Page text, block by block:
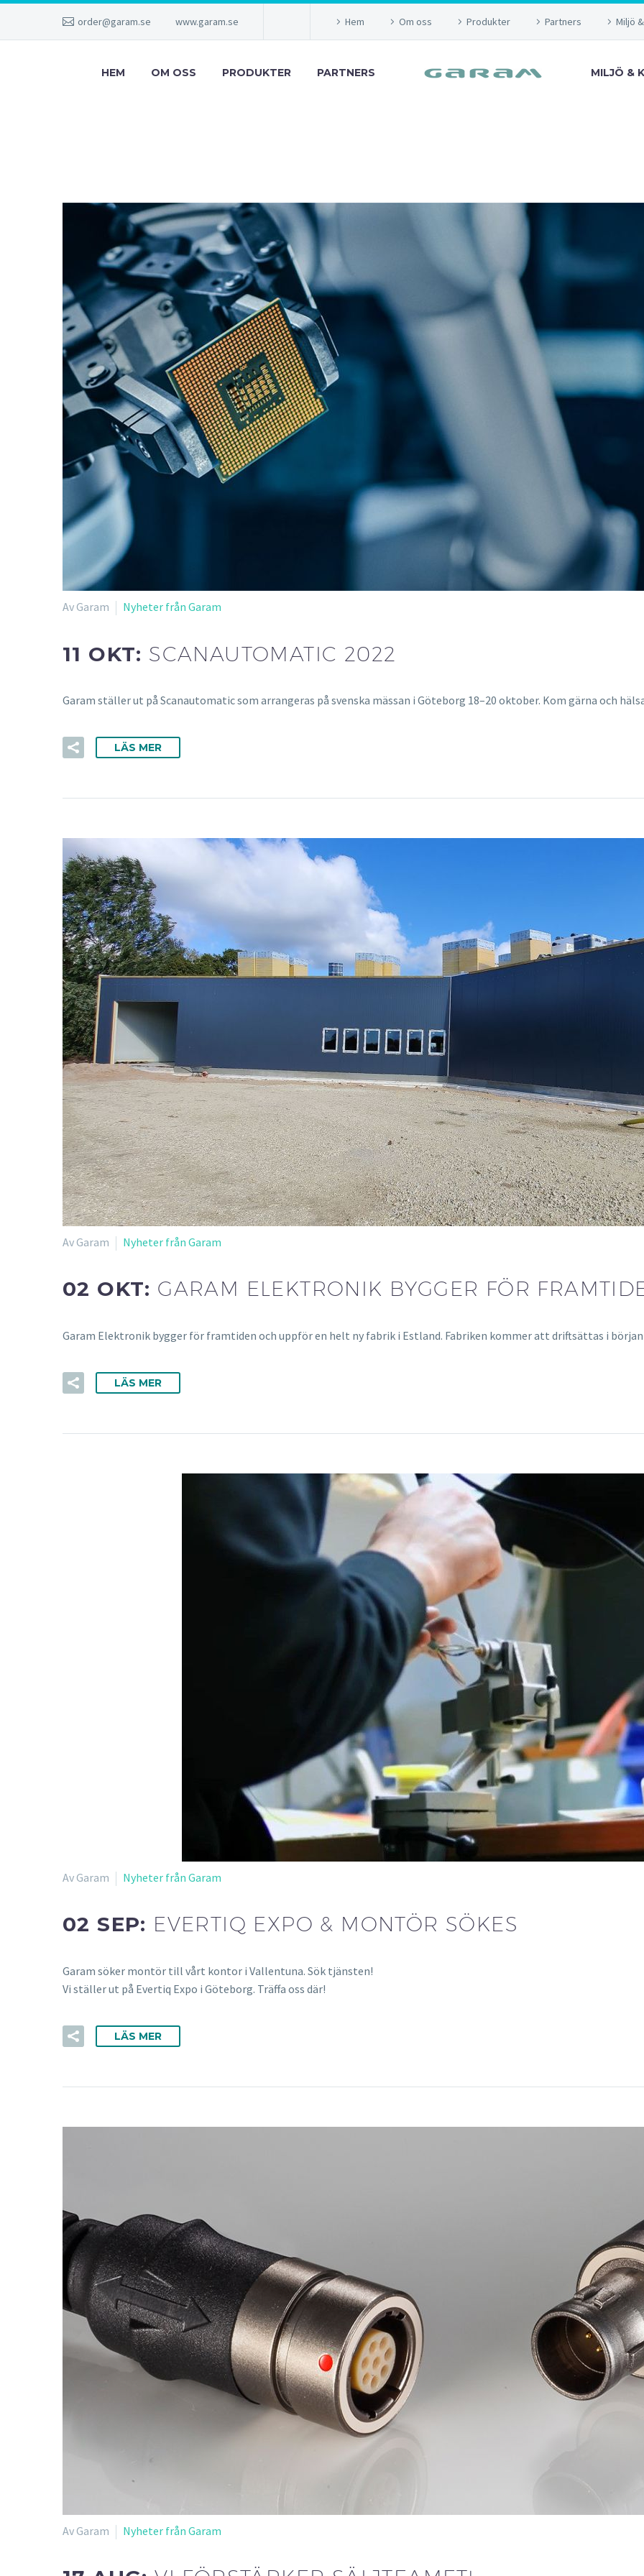
order@garam.se www.garam.se Hem Om oss Produkter Partners Miljö
HEM OM OSS PRODUKTER PARTNERS MILJÖ &
Av Garam Nyheter från Garam
11 OKT: SCANAUTOMATIC 2022
Garam ställer ut på Scanautomatic som arrangeras på svenska mässan i Göteborg 18–20 oktober. Kom gärna och
LÄS MER
Av Garam Nyheter från Garam
02 OKT: GARAM ELEKTRONIK BYGGER FÖR
Garam Elektronik bygger för framtiden och uppför en helt ny fabrik i Estland. Fabriken kommer att driftsättas i början
LÄS MER
Av Garam Nyheter från Garam
02 SEP: EVERTIQ EXPO & MONTÖR SÖKES
Garam söker montör till vårt kontor i Vallentuna. Sök tjänsten!
Vi ställer ut på Evertiq Expo i Göteborg. Träffa oss där!
LÄS MER
Av Garam Nyheter från Garam